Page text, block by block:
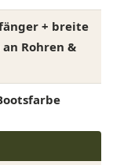
+ breite
Rohren &